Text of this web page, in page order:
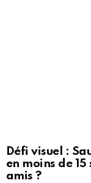
Défi visuel :
en moins de
amis ?